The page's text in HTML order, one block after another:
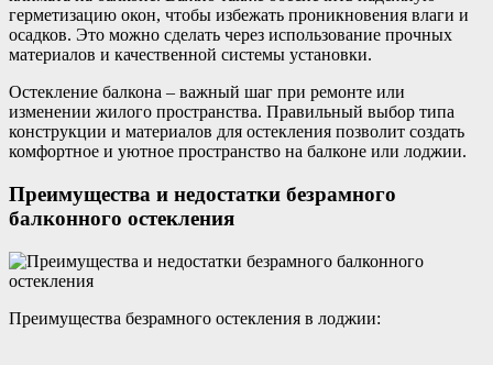
герметизацию окон, чтобы избежать проникновения влаги и
осадков. Это можно сделать через использование прочных
материалов и качественной системы установки.
Остекление балкона – важный шаг при ремонте или
изменении жилого пространства. Правильный выбор типа
конструкции и материалов для остекления позволит создать
комфортное и уютное пространство на балконе или лоджии.
Преимущества и недостатки безрамного
балконного остекления
Преимущества безрамного остекления в лоджии: